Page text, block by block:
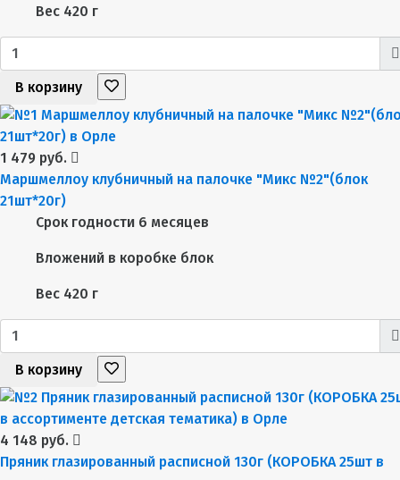
Вес 420 г
В корзину
1 479 руб.
Маршмеллоу клубничный на палочке "Микс №2"(блок
21шт*20г)
Срок годности 6 месяцев
Вложений в коробке блок
Вес 420 г
В корзину
4 148 руб.
Пряник глазированный расписной 130г (КОРОБКА 25шт в